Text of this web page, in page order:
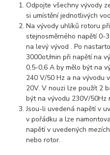
Odpojte všechny vývody
si umístění jednotlivých
Na vývody uhlíků rotoru
stejnosměrného napětí 0-
na levý vývod . Po
3000ot/min při napětí na
0,5-0,6 A by mělo být na
240 V/50 Hz a na vývodu
20V. V nouzi lze použít 2
být na vývodu 230V/50Hz
Jsou-li uvedená napětí v
v pořádku a lze
napětí v uvedených
nebo rotor.